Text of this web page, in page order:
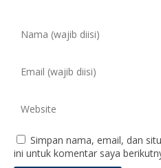
Simpan nama, email, dan
ini untuk komentar saya